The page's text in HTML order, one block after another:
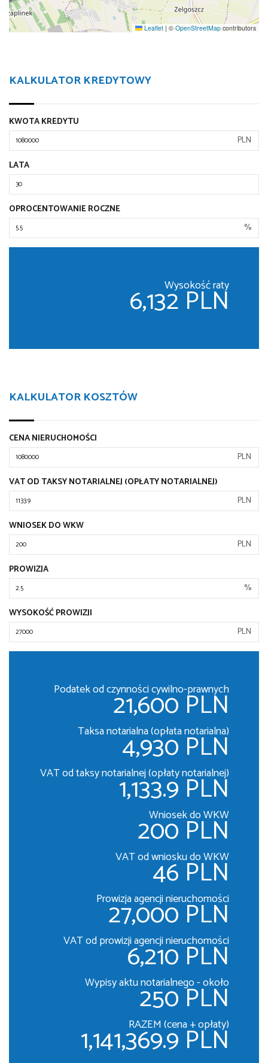
Leaflet | © OpenStreetMap contributors
KALKULATOR KREDYTOWY
KWOTA KREDYTU
PLN
LATA
OPROCENTOWANIE ROCZNE
%
Wysokość raty
6,132 PLN
KALKULATOR KOSZTÓW
CENA NIERUCHOMOŚCI
PLN
VAT OD TAKSY NOTARIALNEJ (OPŁATY NOTARIALNEJ)
PLN
WNIOSEK DO WKW
PLN
PROWIZJA
%
WYSOKOŚĆ PROWIZJI
PLN
Podatek od czynności cywilno-prawnych
21,600 PLN
Taksa notarialna (opłata notarialna)
4,930 PLN
VAT od taksy notarialnej (opłaty notarialnej)
1,133.9 PLN
Wniosek do WKW
200 PLN
VAT od wniosku do WKW
46 PLN
Prowizja agencji nieruchomości
27,000 PLN
VAT od prowizji agencji nieruchomości
6,210 PLN
Wypisy aktu notarialnego - około
250 PLN
RAZEM (cena + opłaty)
1,141,369.9 PLN